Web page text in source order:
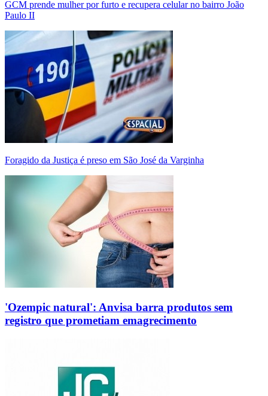
GCM prende mulher por furto e recupera celular no bairro João
Paulo II
Foragido da Justiça é preso em São José da Varginha
'Ozempic natural': Anvisa barra produtos sem
registro que prometiam emagrecimento